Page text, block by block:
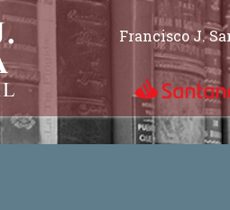
Francisco J.